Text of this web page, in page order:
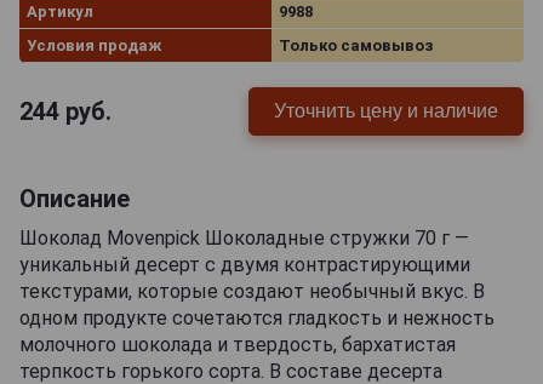
Артикул
9988
Условия продаж
Только самовывоз
244 руб. Уточнить цену и наличие
Описание
Шоколад Movenpick Шоколадные стружки 70 г —
уникальный десерт с двумя контрастирующими
текстурами, которые создают необычный вкус. В
одном продукте сочетаются гладкость и нежность
молочного шоколада и твердость, бархатистая
терпкость горького сорта. В составе десерта